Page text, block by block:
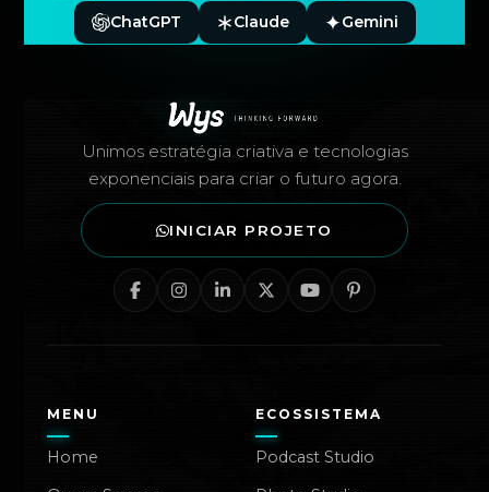
ChatGPT Claude Gemini
Unimos estratégia criativa e tecnologias
exponenciais para criar o futuro agora.
INICIAR PROJETO
MENU
Home
ECOSSISTEMA
Podcast Studio